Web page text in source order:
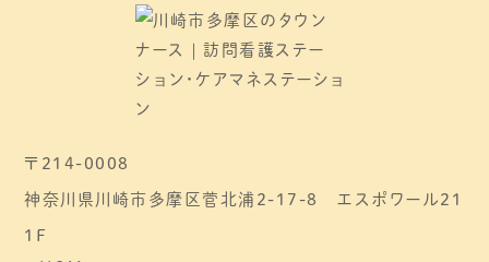
〒214-0008
神奈川県川崎市多摩区菅北浦2-17-8 エスポワール21
1F